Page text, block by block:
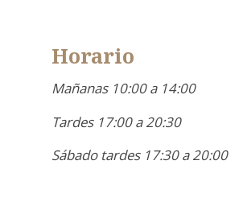
Horario
Mañanas 10:00 a 14:00
Tardes 17:00 a 20:30
Sábado tardes 17:30 a 20:00